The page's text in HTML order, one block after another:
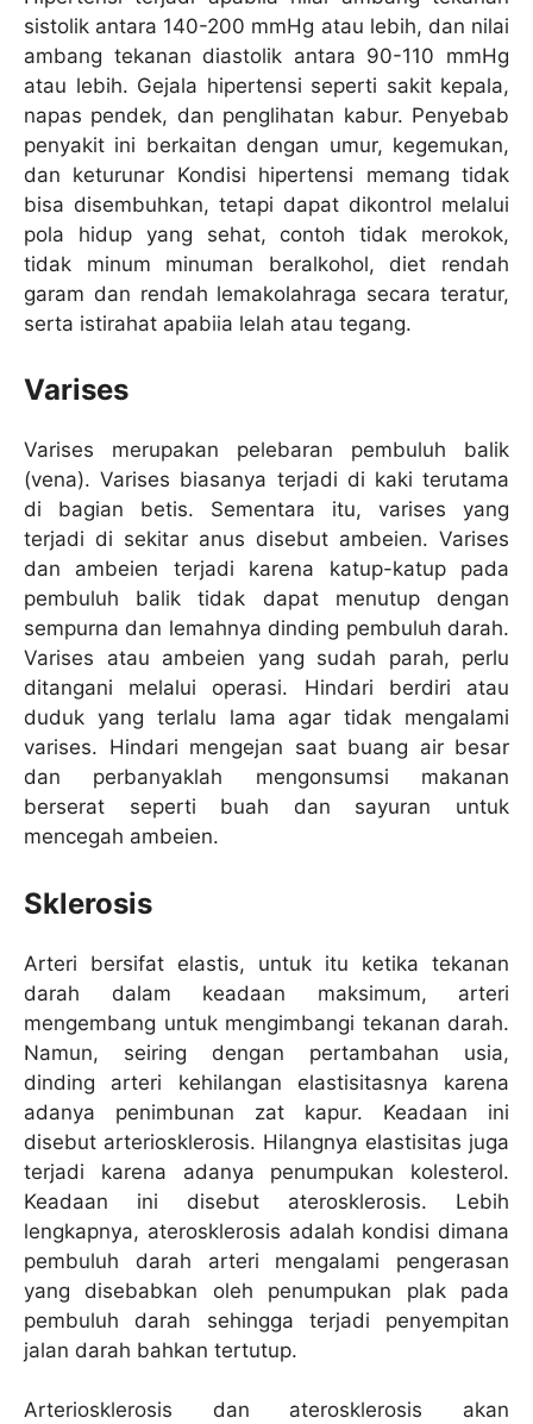
sistolik antara 140-200 mmHg atau lebih, dan nilai
ambang tekanan diastolik antara 90-110 mmHg
atau lebih. Gejala hipertensi seperti sakit kepala,
napas pendek, dan penglihatan kabur. Penyebab
penyakit ini berkaitan dengan umur, kegemukan,
dan keturunar Kondisi hipertensi memang tidak
bisa disembuhkan, tetapi dapat dikontrol melalui
pola hidup yang sehat, contoh tidak merokok,
tidak minum minuman beralkohol, diet rendah
garam dan rendah lemakolahraga secara teratur,
serta istirahat apabiia lelah atau tegang.
Varises
Varises merupakan pelebaran pembuluh balik
(vena). Varises biasanya terjadi di kaki terutama
di bagian betis. Sementara itu, varises yang
terjadi di sekitar anus disebut ambeien. Varises
dan ambeien terjadi karena katup-katup pada
pembuluh balik tidak dapat menutup dengan
sempurna dan lemahnya dinding pembuluh darah.
Varises atau ambeien yang sudah parah, perlu
ditangani melalui operasi. Hindari berdiri atau
duduk yang terlalu lama agar tidak mengalami
varises. Hindari mengejan saat buang air besar
dan perbanyaklah mengonsumsi makanan
berserat seperti buah dan sayuran untuk
mencegah ambeien.
Sklerosis
Arteri bersifat elastis, untuk itu ketika tekanan
darah dalam keadaan maksimum, arteri
mengembang untuk mengimbangi tekanan darah.
Namun, seiring dengan pertambahan usia,
dinding arteri kehilangan elastisitasnya karena
adanya penimbunan zat kapur. Keadaan ini
disebut arteriosklerosis. Hilangnya elastisitas juga
terjadi karena adanya penumpukan kolesterol.
Keadaan ini disebut aterosklerosis. Lebih
lengkapnya, aterosklerosis adalah kondisi dimana
pembuluh darah arteri mengalami pengerasan
yang disebabkan oleh penumpukan plak pada
pembuluh darah sehingga terjadi penyempitan
jalan darah bahkan tertutup.
Arteriosklerosis dan aterosklerosis akan